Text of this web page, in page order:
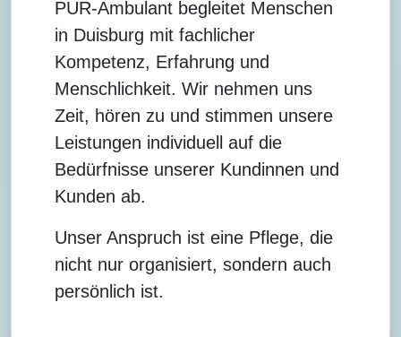
PUR-Ambulant begleitet Menschen
in Duisburg mit fachlicher
Kompetenz, Erfahrung und
Menschlichkeit. Wir nehmen uns
Zeit, hören zu und stimmen unsere
Leistungen individuell auf die
Bedürfnisse unserer Kundinnen und
Kunden ab.
Unser Anspruch ist eine Pflege, die
nicht nur organisiert, sondern auch
persönlich ist.